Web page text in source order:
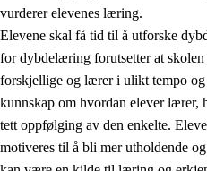
3.4 Opplæring i lærebedrift
3.5 Profesjonsfellesskap
vurderer elevenes læring.
Elevene skal få tid til å utforske
for dybdelæring forutsetter at skolen
forskjellige og lærer i ulikt tempo
kunnskap om hvordan elever lærer,
tett oppfølging av den enkelte.
motiveres til å bli mer utholdende